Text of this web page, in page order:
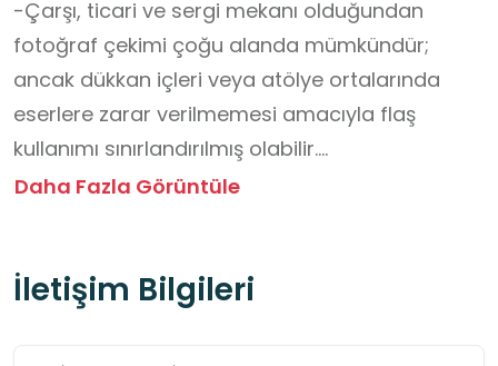
-Çarşı, ticari ve sergi mekanı olduğundan
fotoğraf çekimi çoğu alanda mümkündür;
ancak dükkan içleri veya atölye ortalarında
eserlere zarar verilmemesi amacıyla flaş
kullanımı sınırlandırılmış olabilir.
-Yiyecek ve içecek getirilmesi dükkanların
-Çantalar büyükse dolaşımı zorlaştırmamak
Daha Fazla Görüntüle
İletişim Bilgileri